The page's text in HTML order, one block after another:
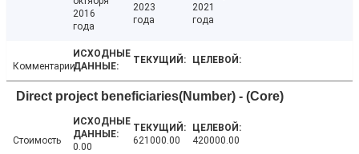
2016
года
2023
года
2021
года
Комментарии
Direct project beneficiaries(Number) - (Core)
Стоимость
0.00
621000.00 420000.00